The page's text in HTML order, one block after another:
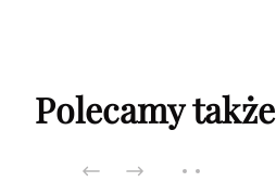
Polecamy także